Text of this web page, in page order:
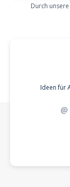
Durch
Ideen für